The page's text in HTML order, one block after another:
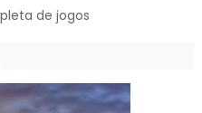
de jogos